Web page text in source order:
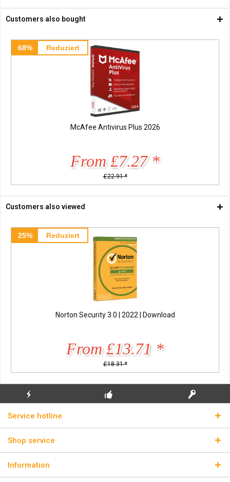
Customers also bought
68% Reduziert
McAfee Antivirus Plus 2026
From £7.27 *
£22.91 *
Customers also viewed
25% Reduziert
Norton Security 3.0 | 2022 | Download
From £13.71 *
£18.31 *
FLASH SHIPPING REAL LICENSE KEYS
Service hotline
Shop service
Information